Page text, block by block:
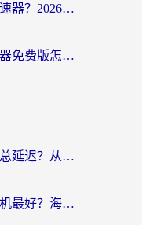
在法国玩国内游戏用什么加速器？2026实测解决延迟卡顿的实用指南
海外党别愁！一键回国加速器免费版怎么选？从踩坑到流畅访问的全攻略
海外玩反恐精英：全球攻势总延迟？从瑞典玩神武4到外国玩黎明觉醒，选对加速器才是关键！
玩决战！平安京用苹果几手机最好？海外党必看的设备+加速器双攻略